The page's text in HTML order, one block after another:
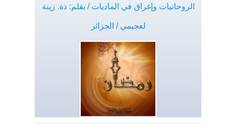
الروحانيات وإغراق في الماديات / بقلم: ذة. زينة
لعجيمي / الجزائر